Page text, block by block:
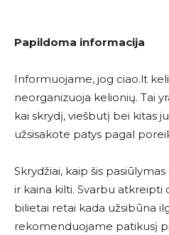
Papildoma informacija
Informuojame, jog ciao.lt
neorganizuoja kelionių. Tai
kai skrydį, viešbutį bei kitas
užsisakote patys pagal
Skrydžiai, kaip šis
ir kaina kilti. Svarbu atkreipti
bilietai retai kada užsibūna
rekomenduojame patikusį